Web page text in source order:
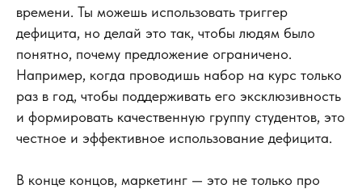
времени. Ты можешь использовать триггер
дефицита, но делай это так, чтобы людям было
понятно, почему предложение ограничено.
Например, когда проводишь набор на курс только
раз в год, чтобы поддерживать его эксклюзивность
и формировать качественную группу студентов, это
честное и эффективное использование дефицита.
В конце концов, маркетинг — это не только про